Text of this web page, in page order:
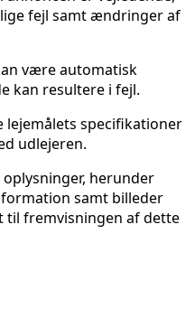
fejl samt ændringer af
være automatisk
kan resultere i fejl.
lejemålets specifikationer
udlejeren.
herunder
samt billeder
til fremvisningen af dette